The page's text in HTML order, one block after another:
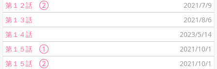
第１２話 ②
2021/7/9
第１３話
2021/8/6
第１４話
2023/5/14
第１５話 ①
2021/10/1
第１５話 ②
2021/10/1